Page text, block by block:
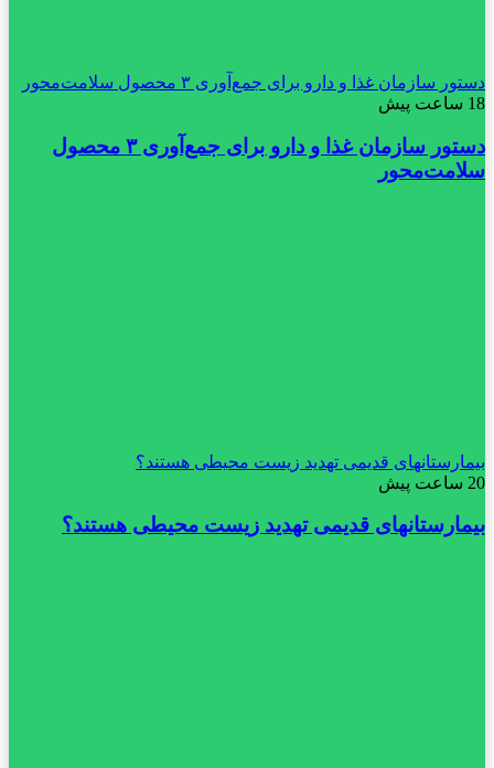
دستور سازمان غذا و دارو برای جمع‌آوری ۳ محصول سلامت‌محور
18 ساعت پیش
دستور سازمان غذا و دارو برای جمع‌آوری ۳ محصول
سلامت‌محور
بیمارستانهای قدیمی تهدید زیست محیطی هستند؟
20 ساعت پیش
بیمارستانهای قدیمی تهدید زیست محیطی هستند؟